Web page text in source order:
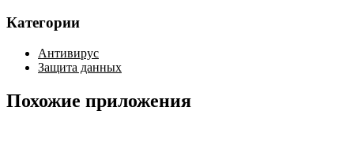
Категории
Антивирус
Защита данных
Похожие приложения